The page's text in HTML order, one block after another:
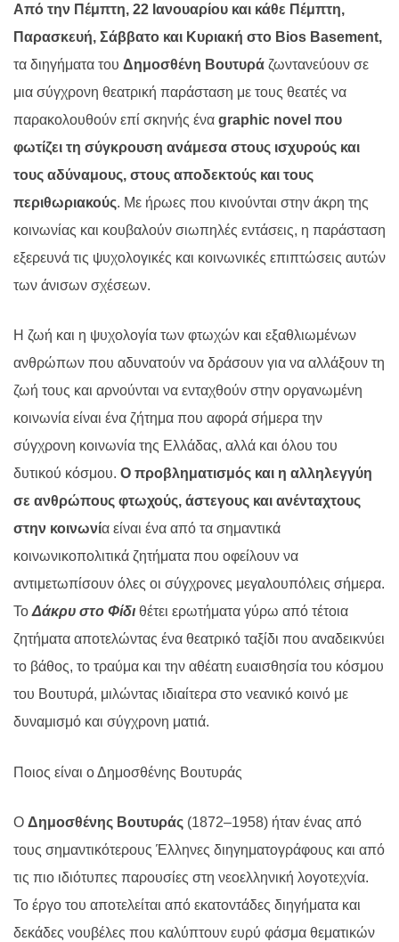
Από την Πέμπτη, 22 Ιανουαρίου και κάθε Πέμπτη,
Παρασκευή, Σάββατο και Κυριακή στο Bios Basement,
τα διηγήματα του Δημοσθένη Βουτυρά ζωντανεύουν σε
μια σύγχρονη θεατρική παράσταση με τους θεατές να
παρακολουθούν επί σκηνής ένα graphic novel που
φωτίζει τη σύγκρουση ανάμεσα στους ισχυρούς και
τους αδύναμους, στους αποδεκτούς και τους
περιθωριακούς. Με ήρωες που κινούνται στην άκρη της
κοινωνίας και κουβαλούν σιωπηλές εντάσεις, η παράσταση
εξερευνά τις ψυχολογικές και κοινωνικές επιπτώσεις αυτών
των άνισων σχέσεων.
Η ζωή και η ψυχολογία των φτωχών και εξαθλιωμένων
ανθρώπων που αδυνατούν να δράσουν για να αλλάξουν τη
ζωή τους και αρνούνται να ενταχθούν στην οργανωμένη
κοινωνία είναι ένα ζήτημα που αφορά σήμερα την
σύγχρονη κοινωνία της Ελλάδας, αλλά και όλου του
δυτικού κόσμου. Ο προβληματισμός και η αλληλεγγύη
σε ανθρώπους φτωχούς, άστεγους και ανένταχτους
στην κοινωνία είναι ένα από τα σημαντικά
κοινωνικοπολιτικά ζητήματα που οφείλουν να
αντιμετωπίσουν όλες οι σύγχρονες μεγαλουπόλεις σήμερα.
ΤοΔάκρυ στο Φίδι θέτει ερωτήματα γύρω από τέτοια
ζητήματα αποτελώντας ένα θεατρικό ταξίδι που αναδεικνύει
το βάθος, το τραύμα και την αθέατη ευαισθησία του κόσμου
του Βουτυρά, μιλώντας ιδιαίτερα στο νεανικό κοινό με
δυναμισμό και σύγχρονη ματιά.
Ποιος είναι ο Δημοσθένης Βουτυράς
Ο Δημοσθένης Βουτυράς (1872–1958) ήταν ένας από
τους σημαντικότερους Έλληνες διηγηματογράφους και από
τις πιο ιδιότυπες παρουσίες στη νεοελληνική λογοτεχνία.
Το έργο του αποτελείται από εκατοντάδες διηγήματα και
δεκάδες νουβέλες που καλύπτουν ευρύ φάσμα θεματικών